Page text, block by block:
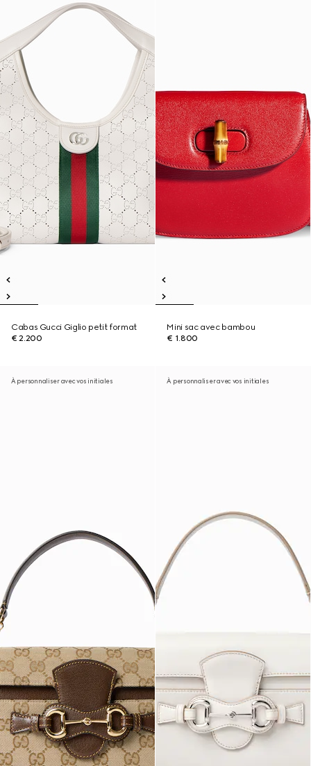
Cabas Gucci Giglio petit format
€ 2.200
Mini sac avec bambou
€ 1.800
À personnaliser avec vos initiales À personnaliser avec vos initiales